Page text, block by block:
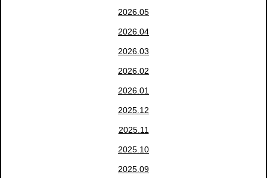
2026.05
2026.04
2026.03
2026.02
2026.01
2025.12
2025.11
2025.10
2025.09